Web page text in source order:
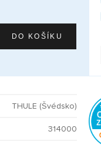
THULE (Švédsko)
314000